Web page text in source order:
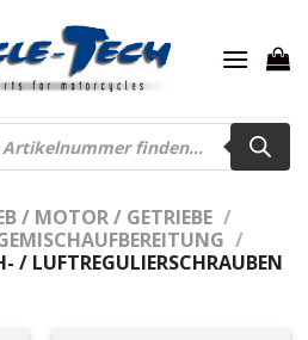
/ MOTOR / GETRIEBE /
/
/ LUFTREGULIERSCHRAUBEN